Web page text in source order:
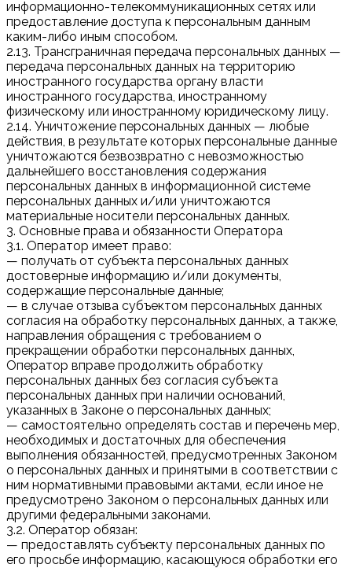
информационно-телекоммуникационных сетях или
предоставление доступа к персональным данным
каким-либо иным способом.
2.13. Трансграничная передача персональных данных —
передача персональных данных на территорию
иностранного государства органу власти
иностранного государства, иностранному
физическому или иностранному юридическому лицу.
2.14. Уничтожение персональных данных — любые
действия, в результате которых персональные данные
уничтожаются безвозвратно с невозможностью
дальнейшего восстановления содержания
персональных данных в информационной системе
персональных данных и/или уничтожаются
материальные носители персональных данных.
3. Основные права и обязанности Оператора
3.1. Оператор имеет право:
— получать от субъекта персональных данных
достоверные информацию и/или документы,
содержащие персональные данные;
— в случае отзыва субъектом персональных данных
согласия на обработку персональных данных, а также,
направления обращения с требованием о
прекращении обработки персональных данных,
Оператор вправе продолжить обработку
персональных данных без согласия субъекта
персональных данных при наличии оснований,
указанных в Законе о персональных данных;
— самостоятельно определять состав и перечень мер,
необходимых и достаточных для обеспечения
выполнения обязанностей, предусмотренных Законом
о персональных данных и принятыми в соответствии с
ним нормативными правовыми актами, если иное не
предусмотрено Законом о персональных данных или
другими федеральными законами.
3.2. Оператор обязан:
— предоставлять субъекту персональных данных по
его просьбе информацию, касающуюся обработки его